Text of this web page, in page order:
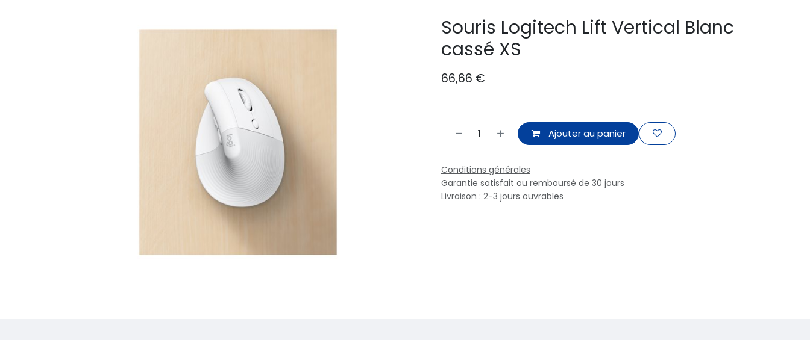
Souris Logitech Lift Vertical Blanc
cassé XS
66,66 €
Ajouter au panier
Conditions générales
Garantie satisfait ou remboursé de 30 jours
Livraison : 2-3 jours ouvrables